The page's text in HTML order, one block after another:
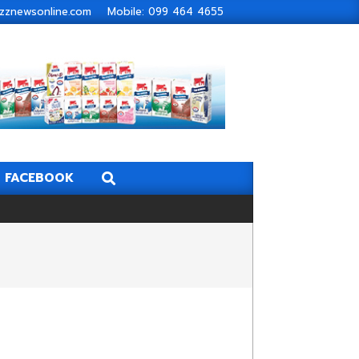
Mobile: 099 464 4655
FACEBOOK Search